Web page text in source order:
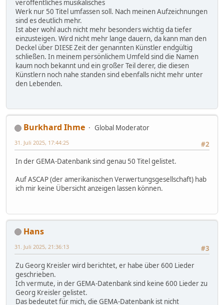
veröffentliches musikalisches
Werk nur 50 Titel umfassen soll. Nach meinen Aufzeichnungen
sind es deutlich mehr.
Ist aber wohl auch nicht mehr besonders wichtig da tiefer
einzusteigen. Wird nicht mehr lange dauern, da kann man den
Deckel über DIESE Zeit der genannten Künstler endgültig
schließen. In meinem persönlichem Umfeld sind die Namen
kaum noch bekannt und ein großer Teil derer, die diesen
Künstlern noch nahe standen sind ebenfalls nicht mehr unter
den Lebenden.
Burkhard Ihme
Global Moderator
#2
31. Juli 2025, 17:44:25
In der GEMA-Datenbank sind genau 50 Titel gelistet.
Auf ASCAP (der amerikanischen Verwertungsgesellschaft) hab
ich mir keine Übersicht anzeigen lassen können.
Hans
#3
31. Juli 2025, 21:36:13
Zu Georg Kreisler wird berichtet, er habe über 600 Lieder
geschrieben.
Ich vermute, in der GEMA-Datenbank sind keine 600 Lieder zu
Georg Kreisler gelistet.
Das bedeutet für mich, die GEMA-Datenbank ist nicht